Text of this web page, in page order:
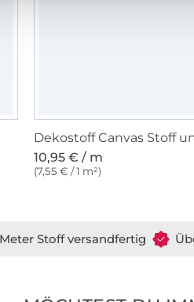
Dekostoff Canvas Stoff
10,95 € / m
(7,55 € / 1 m²)
Stoff versandfertig